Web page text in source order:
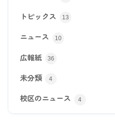
トピックス 13
ニュース 10
広報紙 36
未分類 4
校区のニュース 4